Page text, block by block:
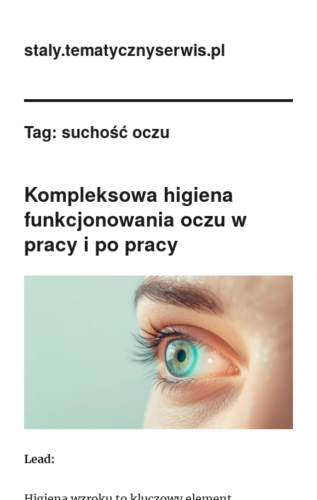
staly.tematycznyserwis.pl
Tag:suchość oczu
Kompleksowa higiena
funkcjonowania oczu w
pracy i po pracy
Lead: